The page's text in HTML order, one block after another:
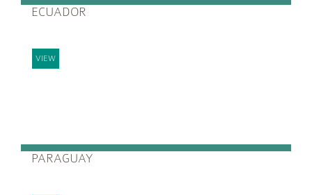
ECUADOR
VIEW
PARAGUAY